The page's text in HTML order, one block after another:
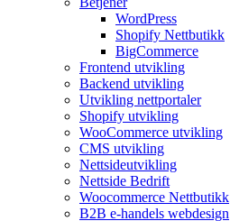
WordPress
Shopify Nettbutikk
BigCommerce
Frontend utvikling
Backend utvikling
Utvikling nettportaler
Shopify utvikling
WooCommerce utvikling
CMS utvikling
Nettsideutvikling
Nettside Bedrift
Woocommerce Nettbutikk
B2B e-handels webdesign